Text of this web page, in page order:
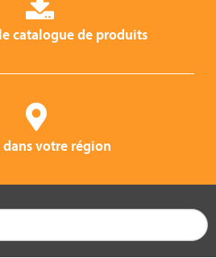
catalogue de produits
votre région